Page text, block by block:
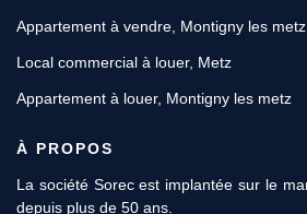
Appartement à vendre, Montigny les metz
Local commercial à louer, Metz
Appartement à louer, Montigny les metz
À PROPOS
11 Rue des Robert, 57000 METZ